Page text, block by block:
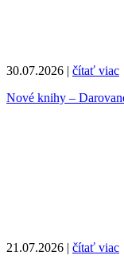
30.07.2026 | čítať viac
Nové knihy –
21.07.2026 | čítať viac